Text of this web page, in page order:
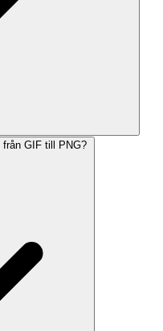
från GIF till PNG?